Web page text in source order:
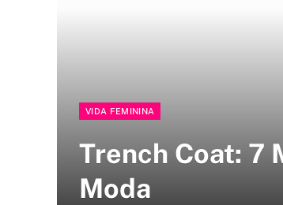
VIDA FEMININA
Trench Coat: 7
Moda